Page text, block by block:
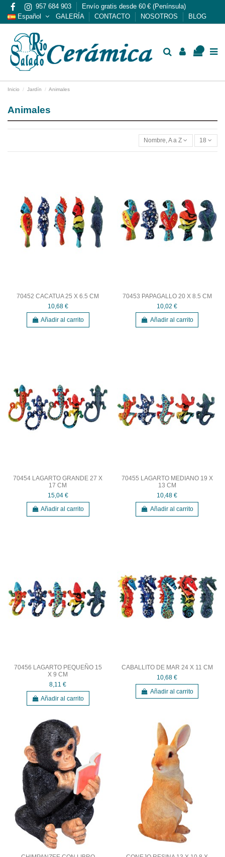
957 684 903
Envío gratis desde 60 € (Península)
Español
GALERÍA CONTACTO NOSOTROS BLOG
Inicio Jardín Animales
Animales
Nombre, A a Z 18
70452 CACATUA 25 X 6.5 CM
10,68 €
Añadir al carrito
70453 PAPAGALLO 20 X 8.5 CM
10,02 €
Añadir al carrito
70454 LAGARTO GRANDE 27 X
17 CM
15,04 €
Añadir al carrito
70455 LAGARTO MEDIANO 19 X
13 CM
10,48 €
Añadir al carrito
70456 LAGARTO PEQUEÑO 15
X 9 CM
8,11 €
Añadir al carrito
CABALLITO DE MAR 24 X 11 CM
10,68 €
Añadir al carrito